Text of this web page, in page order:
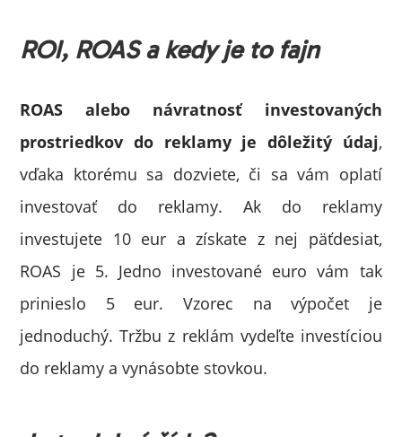
ROI, ROAS a kedy je to fajn
ROAS alebo návratnosť investovaných
prostriedkov do reklamy je dôležitý údaj,
vďaka ktorému sa dozviete, či sa vám oplatí
investovať do reklamy. Ak do reklamy
investujete 10 eur a získate z nej päťdesiat,
ROAS je 5. Jedno investované euro vám tak
prinieslo 5 eur. Vzorec na výpočet je
jednoduchý. Tržbu z reklám vydeľte investíciou
do reklamy a vynásobte stovkou.